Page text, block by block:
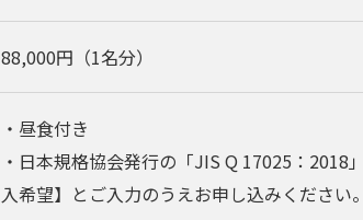
88,000円（1名分）
・昼食付き
・日本規格協会発行の「JIS Q 17025：
入希望】とご入力のうえお申し込みくださ